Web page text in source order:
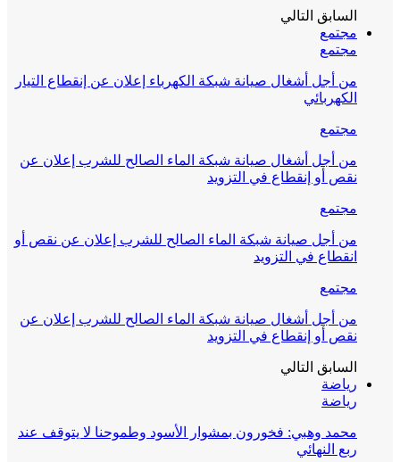
السابق التالي
مجتمع
مجتمع
من أجل أشغال صيانة شبكة الكهرباء إعلان عن إنقطاع التيار
الكهربائي
مجتمع
من أجل أشغال صيانة شبكة الماء الصالح للشرب إعلان عن
نقص أو إنقطاع في التزويد
مجتمع
من أجل صيانة شبكة الماء الصالح للشرب إعلان عن نقص أو
انقطاع في التزويد
مجتمع
من أجل أشغال صيانة شبكة الماء الصالح للشرب إعلان عن
نقص أو إنقطاع في التزويد
السابق التالي
رياضة
رياضة
محمد وهبي: فخورون بمشوار الأسود وطموحنا لا يتوقف عند
ربع النهائي